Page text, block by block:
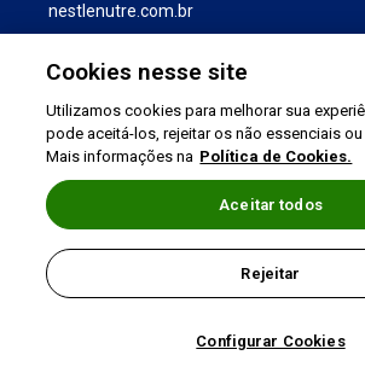
nestlenutre.com.br
Política de
©2026 Nestlé Nutrition &
Cookies nesse site
Utilizamos cookies para melhorar sua
pode aceitá-los, rejeitar os não essenciais
Mais informações na Política de Cookies.
Configurar Cookies
Rejeitar
Aceitar todos